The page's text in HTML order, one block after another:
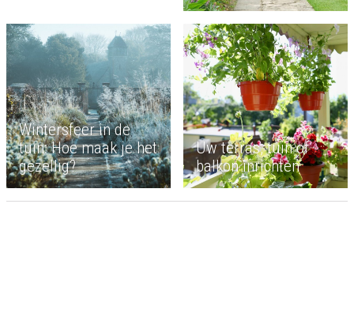
Wintersfeer in de
tuin: Hoe maak je het
gezellig?
Uw terras, tuin of
balkon inrichten